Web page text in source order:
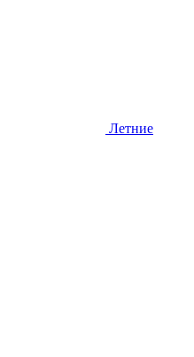
Летние